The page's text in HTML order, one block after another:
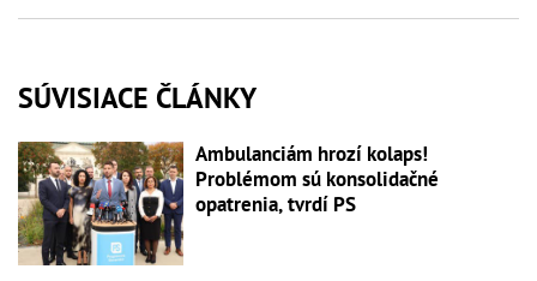
SÚVISIACE ČLÁNKY
Ambulanciám hrozí kolaps!
Problémom sú konsolidačné
opatrenia, tvrdí PS